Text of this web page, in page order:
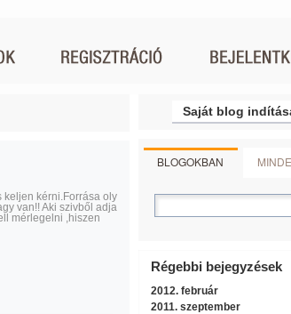
keljen kérni.Forrása oly
van!! Aki szivből adja
mérlegelni ,hiszen
Saját blog
BLOGOKBAN
Régebbi bejegyzések
2012. február
2011. szeptember